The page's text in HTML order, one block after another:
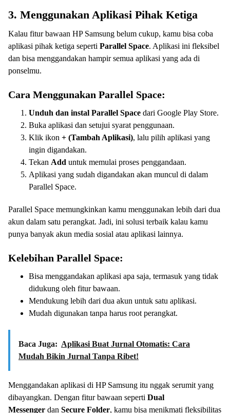
3. Menggunakan Aplikasi Pihak Ketiga
Kalau fitur bawaan HP Samsung belum cukup, kamu bisa coba
aplikasi pihak ketiga seperti Parallel Space. Aplikasi ini fleksibel
dan bisa menggandakan hampir semua aplikasi yang ada di
ponselmu.
Cara Menggunakan Parallel Space:
Unduh dan instal Parallel Space dari Google Play Store.
Buka aplikasi dan setujui syarat penggunaan.
Klik ikon + (Tambah Aplikasi), lalu pilih aplikasi yang
ingin digandakan.
Tekan Add untuk memulai proses penggandaan.
Aplikasi yang sudah digandakan akan muncul di dalam
Parallel Space.
Parallel Space memungkinkan kamu menggunakan lebih dari dua
akun dalam satu perangkat. Jadi, ini solusi terbaik kalau kamu
punya banyak akun media sosial atau aplikasi lainnya.
Kelebihan Parallel Space:
Bisa menggandakan aplikasi apa saja, termasuk yang tidak
didukung oleh fitur bawaan.
Mendukung lebih dari dua akun untuk satu aplikasi.
Mudah digunakan tanpa harus root perangkat.
Baca Juga: Aplikasi Buat Jurnal Otomatis: Cara
Mudah Bikin Jurnal Tanpa Ribet!
Menggandakan aplikasi di HP Samsung itu nggak serumit yang
dibayangkan. Dengan fitur bawaan seperti Dual
Messenger dan Secure Folder, kamu bisa menikmati fleksibilitas